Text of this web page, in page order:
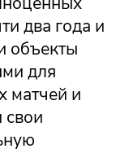
два года и
объекты
для
матчей и